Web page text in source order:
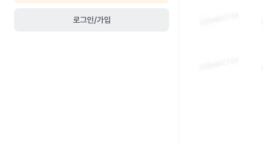
로그인/가입